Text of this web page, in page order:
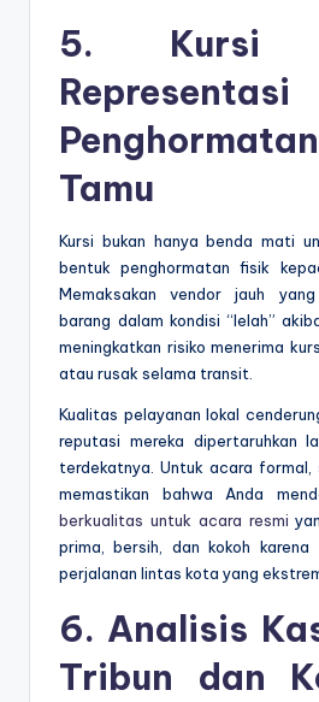
5. Kursi
Representasi
Tamu
Kursi bukan hanya benda mati
bentuk penghormatan fisik
Memaksakan vendor jauh
barang dalam kondisi “lelah”
meningkatkan risiko menerima
atau rusak selama transit.
Kualitas pelayanan lokal
reputasi mereka dipertaruhkan
terdekatnya. Untuk acara
memastikan bahwa Anda
berkualitas untuk acara resmi
prima, bersih, dan kokoh
perjalanan lintas kota yang
6. Analisis
Tribun dan